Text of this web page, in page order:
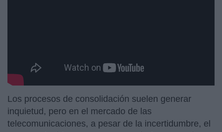
Los procesos de consolidación suelen generar
inquietud, pero en el mercado de las
telecomunicaciones, a pesar de la incertidumbre, el